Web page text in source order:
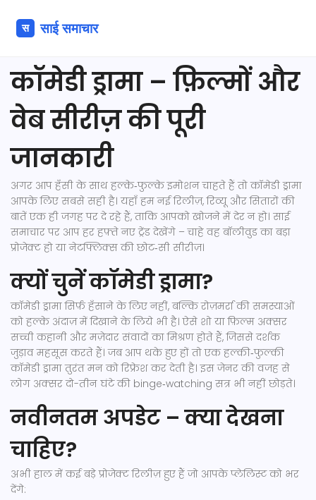
कॉमेडी ड्रामा – फ़िल्मों और
वेब सीरीज़ की पूरी
जानकारी
अगर आप हँसी के साथ हल्के‑फुल्के इमोशन चाहते हैं तो कॉमेडी ड्रामा
आपके लिए सबसे सही है। यहाँ हम नई रिलीज़, रिव्यू और सितारों की
बातें एक ही जगह पर दे रहे हैं, ताकि आपको खोजने में देर न हो। साई
समाचार पर आप हर हफ़्ते नए ट्रेंड देखेंगे – चाहे वह बॉलीवुड का बड़ा
प्रोजेक्ट हो या नेटफ्लिक्स की छोट‑सी सीरीज़।
क्यों चुनें कॉमेडी ड्रामा?
कॉमेडी ड्रामा सिर्फ़ हँसाने के लिए नहीं, बल्कि रोज़मर्रा की समस्याओं
को हल्के अंदाज़ में दिखाने के लिये भी है। ऐसे शो या फ़िल्म अक्सर
सच्ची कहानी और मज़ेदार संवादों का मिश्रण होते हैं, जिससे दर्शक
जुड़ाव महसूस करते हैं। जब आप थके हुए हों तो एक हल्की‑फुल्की
कॉमेडी ड्रामा तुरंत मन को रिफ्रेश कर देती है। इस जेनर की वजह से
लोग अक्सर दो-तीन घंटे की binge‑watching सत्र भी नहीं छोड़ते।
नवीनतम अपडेट – क्या देखना
चाहिए?
अभी हाल में कई बड़े प्रोजेक्ट रिलीज़ हुए हैं जो आपके प्लेलिस्ट को भर
देंगे: